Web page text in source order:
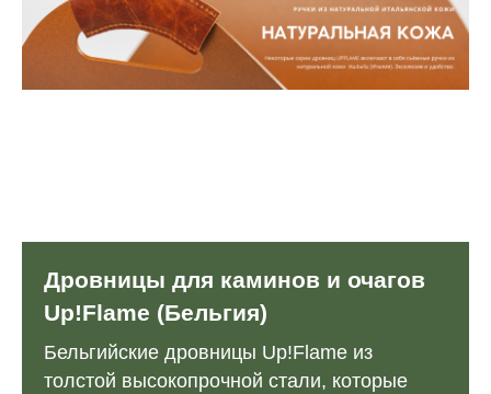
Дровницы для каминов и очагов
Up!Flame (Бельгия)
Бельгийские дровницы Up!Flame из
толстой высокопрочной стали, которые